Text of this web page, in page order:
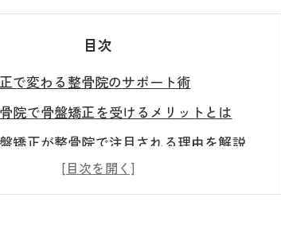
目次
で変わる整骨院のサポート術
院で骨盤矯正を受けるメリットとは
矯正が整骨院で注目される理由を解説
骨院が提案する骨盤矯正の施術内容